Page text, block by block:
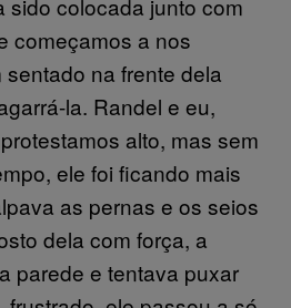
começamos a nos
na frente dela
la. Randel e eu,
alto, mas sem
ele foi ficando mais
as pernas e os seios
dela com força, a
parede e tentava puxar